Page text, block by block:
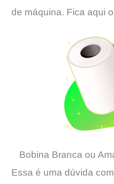
de máquina. Fica aqui
Bobina Branca ou
Essa é uma dúvida